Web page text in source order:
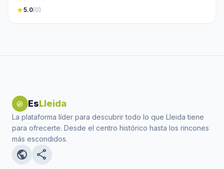
star5.0(0)
explore EsLleida
La plataforma líder para descubrir todo lo que Lleida tiene
para ofrecerte. Desde el centro histórico hasta los rincones
más escondidos.
public share